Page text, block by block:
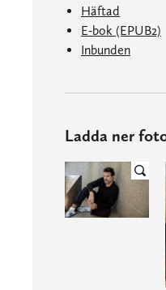
Häftad
E-bok (EPUB2)
Inbunden
Ladda ner